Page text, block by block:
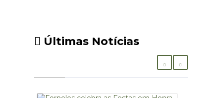
Últimas Notícias